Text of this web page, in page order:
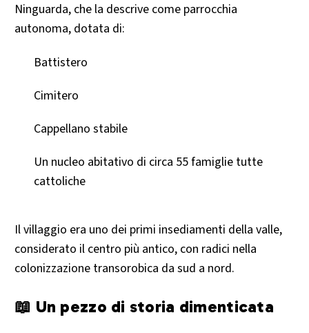
Ninguarda, che la descrive come parrocchia
autonoma, dotata di:
Battistero
Cimitero
Cappellano stabile
Un nucleo abitativo di circa 55 famiglie tutte
cattoliche
Il villaggio era uno dei primi insediamenti della valle,
considerato il centro più antico, con radici nella
colonizzazione transorobica da sud a nord.
📖 Un pezzo di storia dimenticata